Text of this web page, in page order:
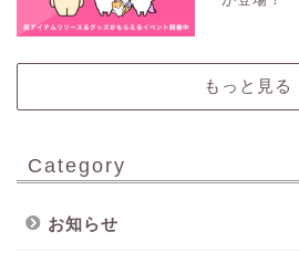
もっと見る
Category
お知らせ